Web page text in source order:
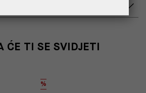
ĆE TI SE SVIDJETI
%